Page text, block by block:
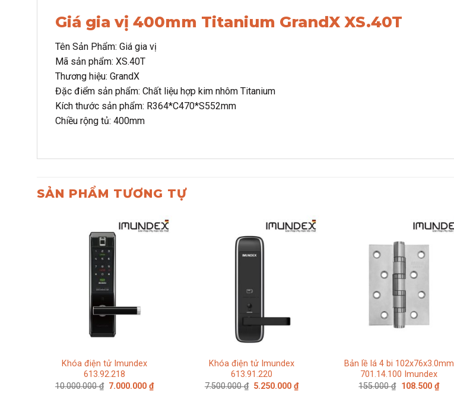
Giá gia vị 400mm Titanium GrandX XS.40T
Tên Sản Phẩm: Giá gia vị
Mã sản phẩm: XS.40T
Thương hiệu: GrandX
Đặc điểm sản phẩm: Chất liệu hợp kim nhôm Titanium
Kích thước sản phẩm: R364*C470*S552mm
Chiều rộng tủ: 400mm
SẢN PHẨM TƯƠNG TỰ
Khóa điện tử Imundex
613.92.218
10.000.000₫ Giá
7.000.000₫Giá
Khóa điện tử Imundex
613.91.220
7.500.000₫ Giá
5.250.000₫Giá
Bản lề lá 4 bi 102x76x3.0mm
701.14.100 Imundex
155.000₫ Giá
108.500 ₫Giá